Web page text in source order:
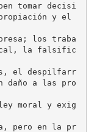
tomar decisi
y el
los traba
la falsific
el despilfarr
daño a las pro
moral y exig
pero en la pr